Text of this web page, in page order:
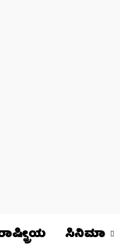
ಸಿನಿಮಾ